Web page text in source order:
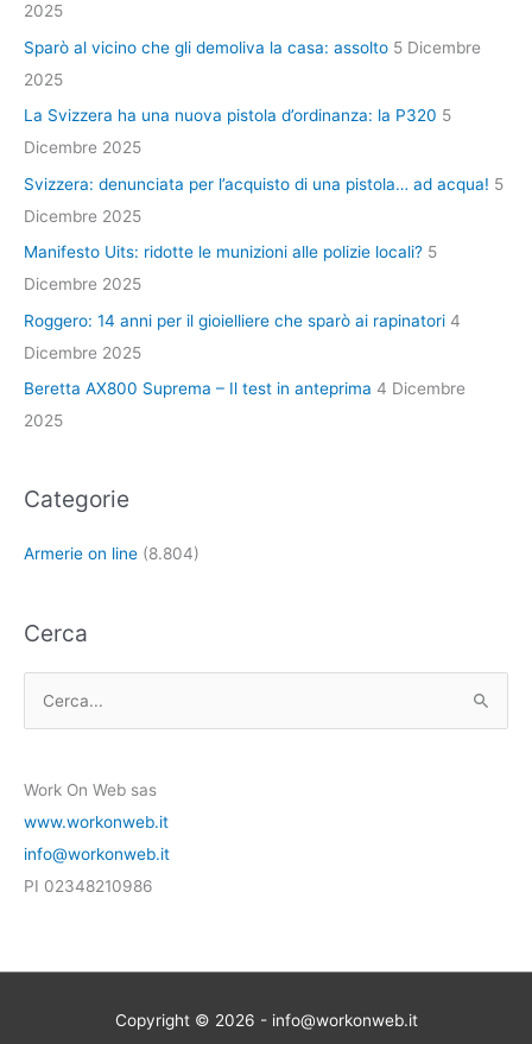
2025
Sparò al vicino che gli demoliva la casa: assolto 5 Dicembre
2025
La Svizzera ha una nuova pistola d’ordinanza: la P320 5
Dicembre 2025
Svizzera: denunciata per l’acquisto di una pistola… ad acqua! 5
Dicembre 2025
Manifesto Uits: ridotte le munizioni alle polizie locali? 5
Dicembre 2025
Roggero: 14 anni per il gioielliere che sparò ai rapinatori 4
Dicembre 2025
Beretta AX800 Suprema – Il test in anteprima 4 Dicembre
2025
Categorie
Armerie on line (8.804)
Cerca
c
a
:
Work On Web sas
www.workonweb.it
info@workonweb.it
PI 02348210986
Copyright © 2026 - info@workonweb.it